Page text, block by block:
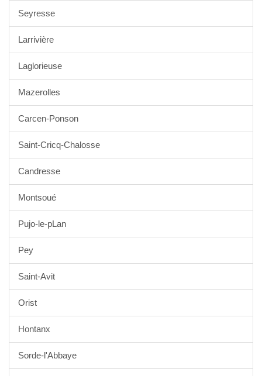
Seyresse
Larrivière
Laglorieuse
Mazerolles
Carcen-Ponson
Saint-Cricq-Chalosse
Candresse
Montsoué
Pujo-le-pLan
Pey
Saint-Avit
Orist
Hontanx
Sorde-l'Abbaye